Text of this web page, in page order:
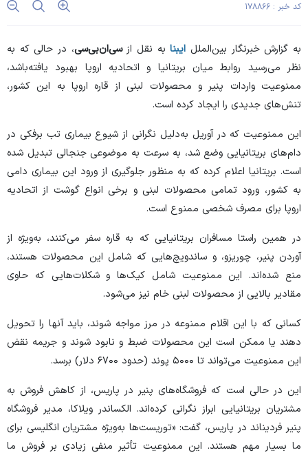
کد خبر : ۱۷۸۸۶۶
به گزارش خبرنگار بین‌الملل ایبنا به نقل ازسی‌ان‌بی‌سی، در حالی که به
نظر می‌رسید روابط میان بریتانیا و اتحادیه اروپا بهبود یافته‌باشد،
ممنوعیت واردات پنیر و محصولات لبنی از قاره اروپا به این کشور،
تنش‌های جدیدی را ایجاد کرده است.
این ممنوعیت که در آوریل به‌دلیل نگرانی از شیوع بیماری تب برفکی در
دام‌های بریتانیایی وضع شد، به سرعت به موضوعی جنجالی تبدیل شده
است. بریتانیا اعلام کرده که به منظور جلوگیری از ورود این بیماری دامی
به کشور، ورود تمامی محصولات لبنی و برخی انواع گوشت از اتحادیه
اروپا برای مصرف شخصی ممنوع است.
در همین راستا مسافران بریتانیایی که به قاره سفر می‌کنند، به‌ویژه از
آوردن پنیر، چوریزو، و ساندویچ‌هایی که شامل این محصولات هستند،
منع شده‌اند. این ممنوعیت شامل کیک‌ها و شکلات‌هایی که حاوی
مقادیر بالایی از محصولات لبنی خام نیز می‌شود.
کسانی که با این اقلام ممنوعه در مرز مواجه شوند، باید آنها را تحویل
دهند یا ممکن است این محصولات ضبط و نابود شوند و جریمه نقض
این ممنوعیت می‌تواند تا ۵۰۰۰ پوند (حدود ۶۷۰۰ دلار) برسد.
این در حالی است که فروشگاه‌های پنیر در پاریس، از کاهش فروش به
مشتریان بریتانیایی ابراز نگرانی کرده‌اند. الکساندر ویلاکا، مدیر فروشگاه
پنیر فردیناند در پاریس، گفت: «توریست‌ها به‌ویژه مشتریان انگلیسی برای
ما بسیار مهم هستند. این ممنوعیت تأثیر منفی زیادی بر فروش ما